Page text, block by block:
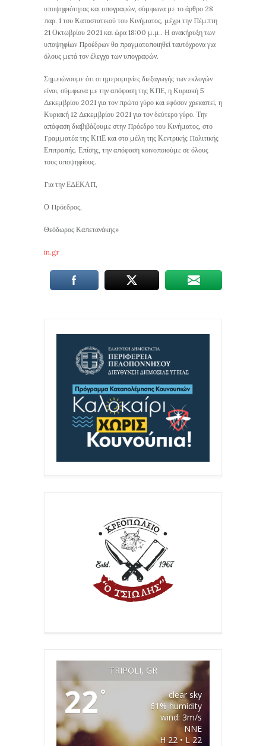
υποψηφιότητας και υπογραφών, σύμφωνα με το άρθρο 28
παρ. 1 του Καταστατικού του Κινήματος, μέχρι την Πέμπτη
21 Οκτωβρίου 2021 και ώρα 18:00 μ.μ.. Η ανακήρυξη των
υποψηφίων Προέδρων θα πραγματοποιηθεί ταυτόχρονα για
όλους μετά τον έλεγχο των υπογραφών.
Σημειώνουμε ότι οι ημερομηνίες διεξαγωγής των εκλογών
είναι, σύμφωνα με την απόφαση της ΚΠΕ, η Κυριακή 5
Δεκεμβρίου 2021 για τον πρώτο γύρο και εφόσον χρειαστεί, η
Κυριακή 12 Δεκεμβρίου 2021 για τον δεύτερο γύρο. Την
απόφαση διαβιβάζουμε στην Πρόεδρο του Κινήματος, στο
Γραμματέα της ΚΠΕ και στα μέλη της Κεντρικής Πολιτικής
Επιτροπής. Επίσης, την απόφαση κοινοποιούμε σε όλους
τους υποψηφίους.
Για την ΕΔΕΚΑΠ,
Ο Πρόεδρος,
Θεόδωρος Καπετανάκης»
in.gr
TRIPOLI, GR
22 °
clear sky
61% humidity
wind: 3m/s
NNE
H 22 • L 22